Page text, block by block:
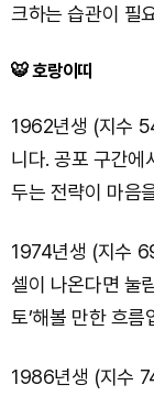
크하는 습관이 필
🐯 호랑이띠
1962년생 (지수
니다. 공포 구간에
두는 전략이 마음
1974년생 (지수
셀이 나온다면 눌
토’해볼 만한 흐름
1986년생 (지수